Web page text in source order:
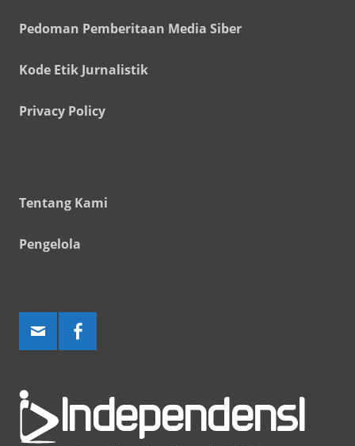
Pedoman Pemberitaan Media Siber
Kode Etik Jurnalistik
Privacy Policy
Tentang Kami
Pengelola